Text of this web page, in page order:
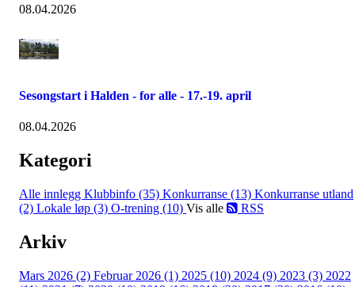
08.04.2026
Sesongstart i Halden - for alle - 17.-19. april
08.04.2026
Kategori
Alle innlegg Klubbinfo (35) Konkurranse (13) Konkurranse utland
(2) Lokale løp (3) O-trening (10) Vis alle RSS
Arkiv
Mars 2026 (2) Februar 2026 (1) 2025 (10) 2024 (9) 2023 (3) 2022